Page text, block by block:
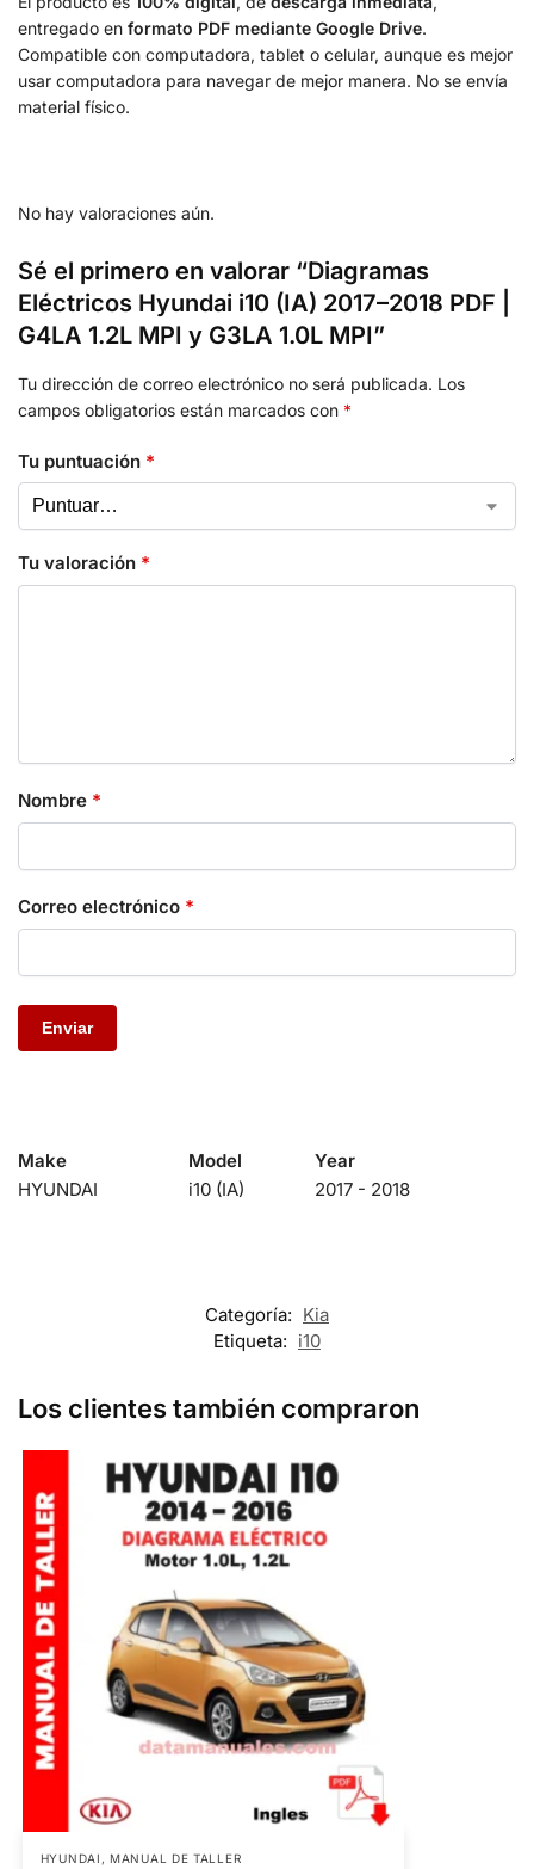
entregado en formato PDF mediante Google Drive.
Compatible con computadora, tablet o celular, aunque es mejor
usar computadora para navegar de mejor manera. No se envía
material físico.
No hay valoraciones aún.
Sé el primero en valorar “Diagramas
Eléctricos Hyundai i10 (IA) 2017–2018 PDF |
G4LA 1.2L MPI y G3LA 1.0L MPI”
Tu dirección de correo electrónico no será publicada. Los
campos obligatorios están marcados con *
Tu puntuación *
Tu valoración *
Nombre *
Correo electrónico *
Make Model
Year
HYUNDAI
i10 (IA) 2017 - 2018
Categoría: Kia
Etiqueta: i10
Los clientes también compraron
HYUNDAI ,MANUAL DE TALLER